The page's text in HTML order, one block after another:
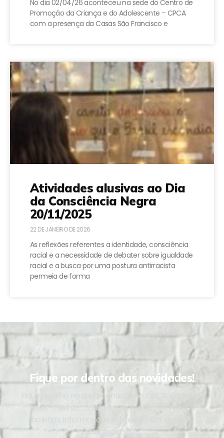
No dia 02/04/26 aconteceu na sede do Centro de
Promoção da Criança e do Adolescente – CPCA
com a presença da Casas São Francisco e
Atividades alusivas ao Dia
da Consciência Negra
20/11/2025
22 DE JANEIRO DE 2026
As reflexões referentes a identidade, consciência
racial e a necessidade de debater sobre igualdade
racial e a busca por uma postura antirracista
permeia de forma
Fique por dentro das novidades!
Fique de olho no que acontece no CPCA, cadastre
seu e-mail em nossa lista e receba os nossos
boletins, informações sobre o CPCA, ações e
campanhas.